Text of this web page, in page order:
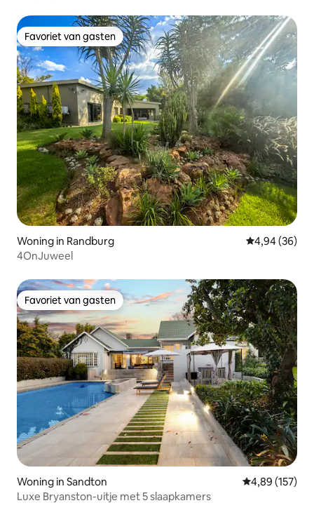
Favoriet van gasten
Favoriet van gasten
Woning in Randburg Gemiddelde
4,94 (36)
4OnJuweel
Favoriet van gasten
Favoriet van gasten
Woning in Sandton Gemiddelde
4,89 (157)
Luxe Bryanston-uitje met 5 slaapkamers